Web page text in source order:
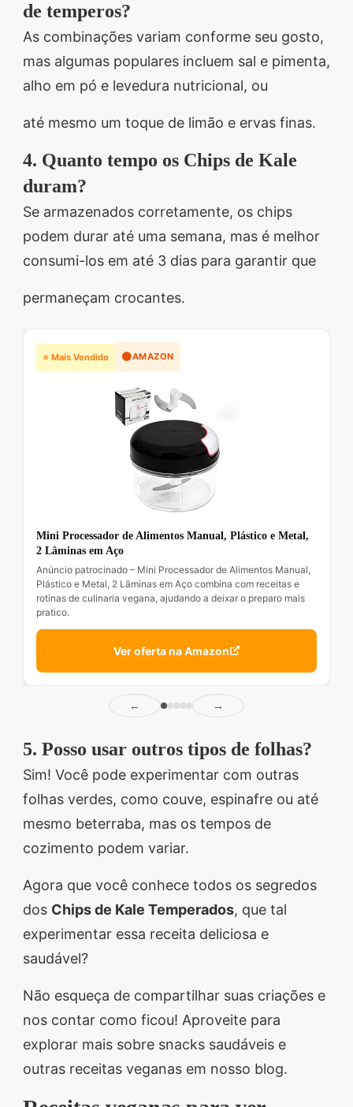
de temperos?
As combinações variam conforme seu gosto,
mas algumas populares incluem sal e pimenta,
alho em pó e levedura nutricional, ou
até mesmo um toque de limão e ervas finas.
4. Quanto tempo os Chips de Kale
duram?
Se armazenados corretamente, os chips
podem durar até uma semana, mas é melhor
consumi-los em até 3 dias para garantir que
permaneçam crocantes.
⭐ Mais Vendido 🟠AMAZON
Mini Processador de Alimentos Manual, Plástico e Metal,
2 Lâminas em Aço
Anúncio patrocinado – Mini Processador de Alimentos Manual,
Plástico e Metal, 2 Lâminas em Aço combina com receitas e
rotinas de culinaria vegana, ajudando a deixar o preparo mais
pratico.
Ver oferta na Amazon
← →
5. Posso usar outros tipos de folhas?
Sim! Você pode experimentar com outras
folhas verdes, como couve, espinafre ou até
mesmo beterraba, mas os tempos de
cozimento podem variar.
Agora que você conhece todos os segredos
dos Chips de Kale Temperados, que tal
experimentar essa receita deliciosa e
saudável?
Não esqueça de compartilhar suas criações e
nos contar como ficou! Aproveite para
explorar mais sobre snacks saudáveis e
outras receitas veganas em nosso blog.